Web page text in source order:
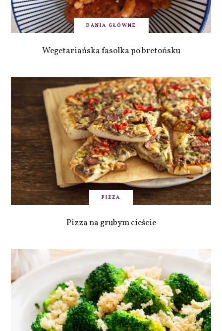
DANIA GŁÓWNE
Wegetariańska fasolka po bretońsku
PIZZA
Pizza na grubym cieście